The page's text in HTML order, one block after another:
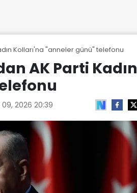
Kolları'na "anneler günü" telefonu
AK Parti Kadın
09, 2026 20:39